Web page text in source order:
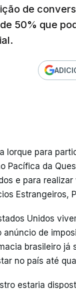
de
50% que
Iorque para
Pacífica da
e para
Estrangeiros,
Unidos
de
brasileiro já
no país até
estaria